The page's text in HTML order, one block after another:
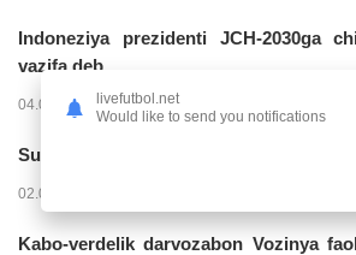
Indoneziya prezidenti JCH-2030ga
vazifa deb...
04.08.2026 02:11 14256
Superliga. “Buxoro” - “Lokomotiv”...
02.08.2026 03:08
Kabo-verdelik darvozabon Vozinya
livefutbol.net
Would like to send you notifications